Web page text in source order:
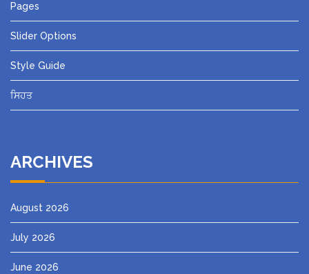
Pages
Slider Options
Style Guide
ਸਿਹਤ
ARCHIVES
August 2026
July 2026
June 2026